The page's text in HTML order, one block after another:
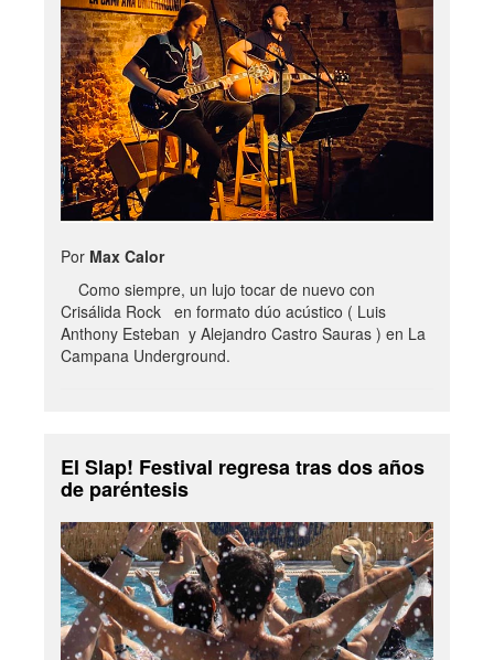
Por Max Calor
Como siempre, un lujo tocar de nuevo con
Crisálida Rock en formato dúo acústico ( Luis
Anthony Esteban y Alejandro Castro Sauras ) en La
Campana Underground.
El Slap! Festival regresa tras dos años
de paréntesis